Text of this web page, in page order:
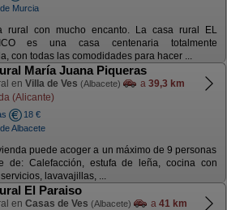
Murcia
rural con mucho encanto. La casa rural EL
es una casa centenaria totalmente
con todas las comodidades para hacer ...
María Juana Piqueras
en Villa de Ves (Albacete) a 39,3 km
(Alicante)
18 €
Albacete
puede acoger a un máximo de 9 personas
de: Calefacción, estufa de leña, cocina con
lavavajillas, ...
El Paraiso
en Casas de Ves (Albacete) a 41 km